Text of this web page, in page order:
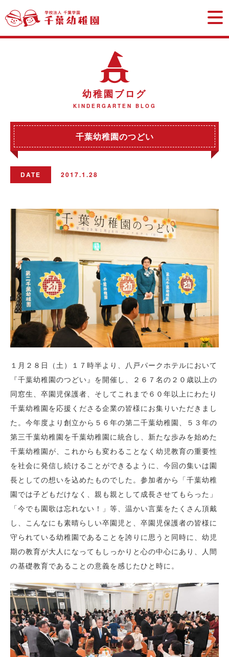
幼稚園ブログ
KINDERGARTEN BLOG
千葉幼稚園のつどい
DATE 2017.1.28
１月２８日（土）１７時半より、八戸パークホテルにおいて
『千葉幼稚園のつどい』を開催し、２６７名の２０歳以上の
同窓生、卒園児保護者、そしてこれまで６０年以上にわたり
千葉幼稚園を応援くださる企業の皆様にお集りいただきまし
た。今年度より創立から５６年の第二千葉幼稚園、５３年の
第三千葉幼稚園を千葉幼稚園に統合し、新たな歩みを始めた
千葉幼稚園が、これからも変わることなく幼児教育の重要性
を社会に発信し続けることができるように、今回の集いは園
長としての想いを込めたものでした。参加者から「千葉幼稚
園では子どもだけなく、親も親として成長させてもらった」
「今でも園歌は忘れない！」等、温かい言葉をたくさん頂戴
し、こんなにも素晴らしい卒園児と、卒園児保護者の皆様に
守られている幼稚園であることを誇りに思うと同時に、幼児
期の教育が大人になってもしっかりと心の中心にあり、人間
の基礎教育であることの意義を感じたひと時に。